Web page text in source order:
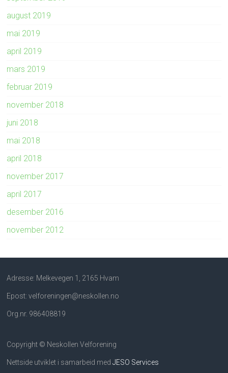
august 2019
mai 2019
april 2019
mars 2019
februar 2019
november 2018
juni 2018
mai 2018
april 2018
november 2017
april 2017
desember 2016
november 2012
Adresse: Melkevegen 1, 2165 Hvam
Epost: velforeningen@neskollen.no
Org.nr. 986408819
Copyright © Neskollen Velforening
Nettside utviklet i samarbeid medJESO Services